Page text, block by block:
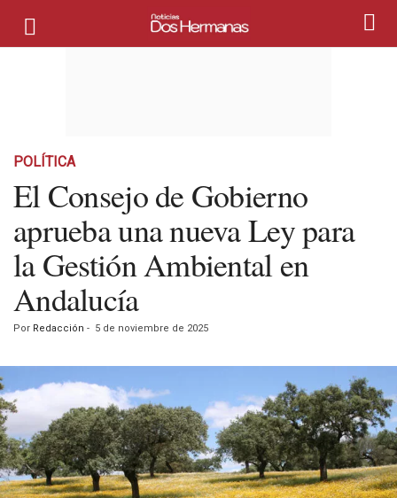
POLÍTICA
El Consejo de Gobierno
aprueba una nueva Ley para
la Gestión Ambiental en
Andalucía
Por Redacción - 5 de noviembre de 2025